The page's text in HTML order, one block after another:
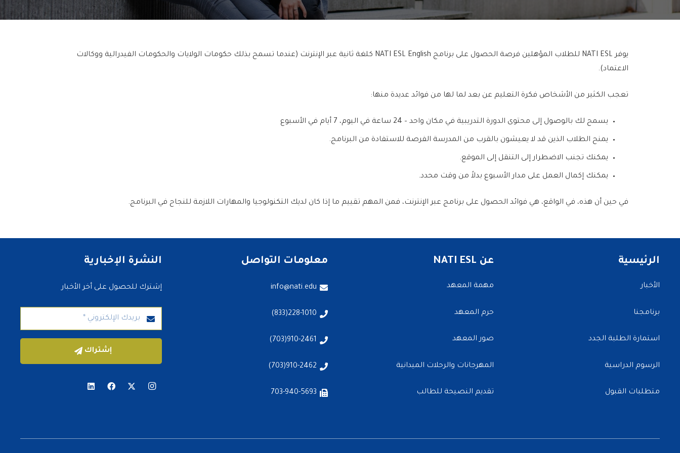
يوفر NATI ESL للطلاب المؤهلين فرصة الحصول على برنامج NATI ESL English كلغة ثانية عبر الإنترنت (عندما تسمح بذلك حكومات الولايات والحكومات الفيدرالية ووكالات
الاعتماد).
تعجب الكثير من الأشخاص فكرة التعليم عن بعد لما لها من فوائد عديدة منها:
يسمح لك بالوصول إلى محتوى الدورة التدريبية في مكان واحد – 24 ساعة في اليوم، 7 أيام في الأسبوع
يمنح الطلاب الذين قد لا يعيشون بالقرب من المدرسة الفرصة للاستفادة من البرنامج.
يمكنك تجنب الاضطرار إلى التنقل إلى الموقع.
يمكنك إكمال العمل على مدار الأسبوع بدلاً من وقت محدد.
في حين أن هذه، في الواقع، هي فوائد الحصول على برنامج عبر الإنترنت، فمن المهم تقييم ما إذا كان لديك التكنولوجيا والمهارات اللازمة للنجاح في البرنامج.
الرئيسية
الأخبار
برنامجنا
استمارة الطلبة الجدد
الرسوم الدراسية
متطلبات القبول
عن NATI ESL
مهمة المعهد
حرم المعهد
صور المعهد
المهرجانات والرحلات الميدانية
تقديم النصيحة للطالب
معلومات التواصل
info@nati.edu
228-1010(833)
910-2461(703)
910-2462(703)
703-940-5693
النشرة الإخبارية
إشترك للحصول على أخر الأخبار
إشتراك